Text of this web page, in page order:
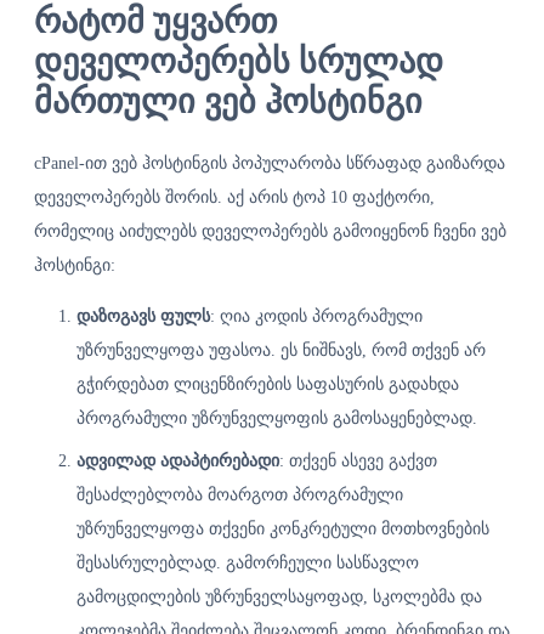
რატომ უყვართ
დეველოპერებს სრულად
მართული ვებ ჰოსტინგი
cPanel-ით ვებ ჰოსტინგის პოპულარობა სწრაფად გაიზარდა
დეველოპერებს შორის. აქ არის ტოპ 10 ფაქტორი,
რომელიც აიძულებს დეველოპერებს გამოიყენონ ჩვენი ვებ
ჰოსტინგი:
დაზოგავს ფულს: ღია კოდის პროგრამული
უზრუნველყოფა უფასოა. ეს ნიშნავს, რომ თქვენ არ
გჭირდებათ ლიცენზირების საფასურის გადახდა
პროგრამული უზრუნველყოფის გამოსაყენებლად.
ადვილად ადაპტირებადი: თქვენ ასევე გაქვთ
შესაძლებლობა მოარგოთ პროგრამული
უზრუნველყოფა თქვენი კონკრეტული მოთხოვნების
შესასრულებლად. გამორჩეული სასწავლო
გამოცდილების უზრუნველსაყოფად, სკოლებმა და